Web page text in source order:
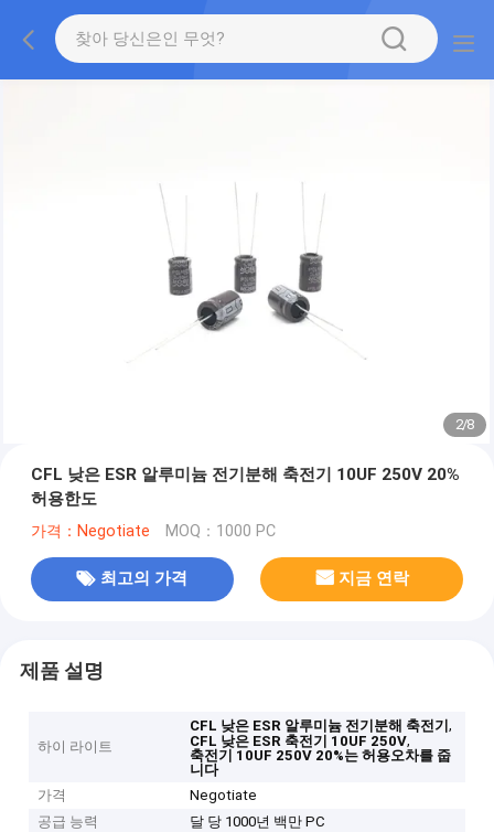
2/8
CFL 낮은 ESR 알루미늄 전기분해 축전기 10UF 250V 20%
허용한도
가격：Negotiate MOQ：1000 PC
최고의 가격 지금 연락
제품 설명
하이 라이트
CFL 낮은 ESR 알루미늄 전기분해 축전기,
CFL 낮은 ESR 축전기 10UF 250V,
축전기 10UF 250V 20%는 허용오차를 줍
니다
가격
Negotiate
공급 능력
달 당 1000년 백만 PC